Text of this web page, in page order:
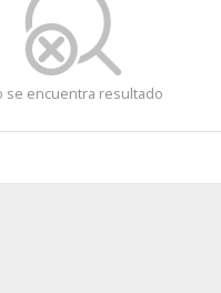
se encuentra resultado